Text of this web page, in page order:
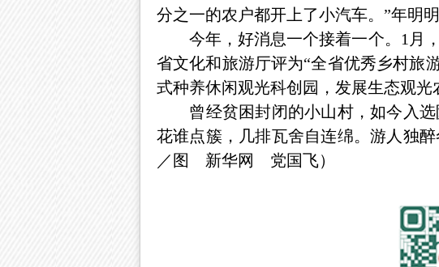
分之一的农户都开上了小汽车。”年明明
今年，好消息一个接着一个。1月，
省文化和旅游厅评为“全省优秀乡村旅
式种养休闲观光科创园，发展生态观光
曾经贫困封闭的小山村，如今入选
花谁点簇，几排瓦舍自连绵。游人独
／图 新华网 党国飞）